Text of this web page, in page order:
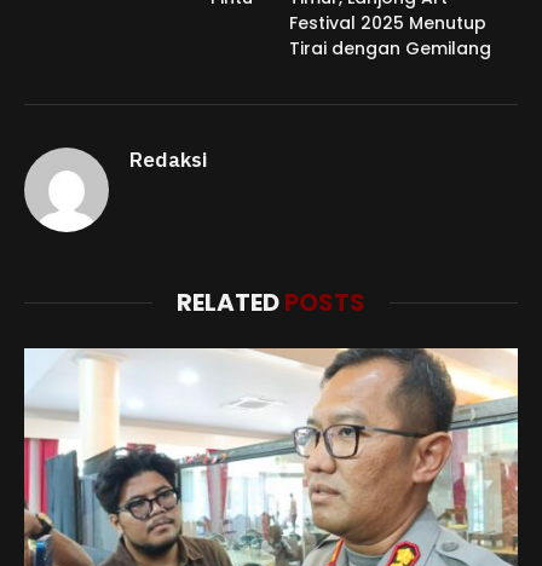
Festival 2025 Menutup
Tirai dengan Gemilang
Redaksi
RELATEDPOSTS